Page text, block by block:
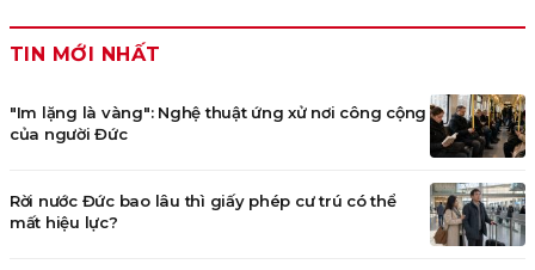
TIN MỚI NHẤT
"Im lặng là vàng": Nghệ thuật ứng xử nơi công cộng
của người Đức
Rời nước Đức bao lâu thì giấy phép cư trú có thể
mất hiệu lực?